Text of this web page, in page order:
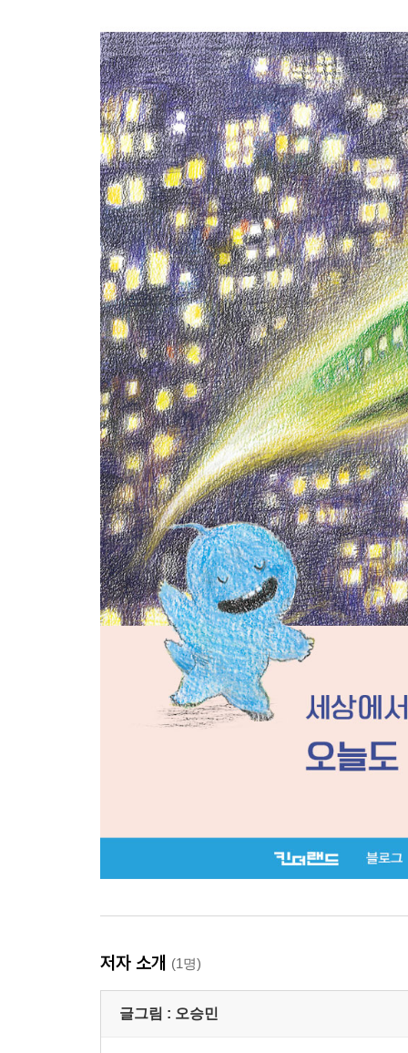
저자 소개 (1명)
글그림 : 오승민